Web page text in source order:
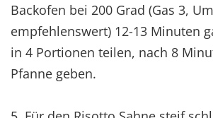
Backofen bei 200 Grad (Gas 3,
empfehlenswert) 12-13 Minuten
in 4 Portionen teilen, nach 8
Pfanne geben.